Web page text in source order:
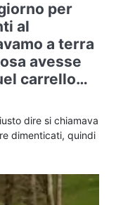
per
al
a terra
avesse
carrello…
dire si chiamava
dimenticati, quindi